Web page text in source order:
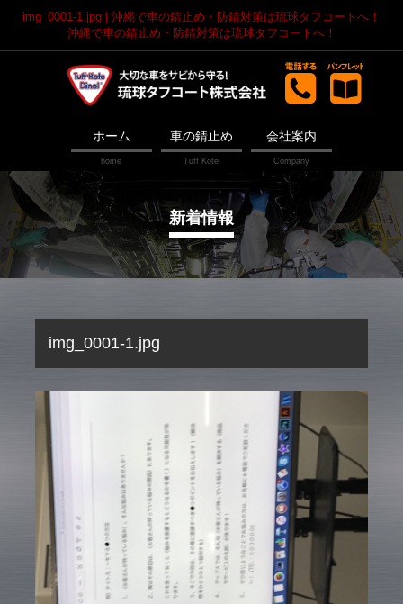
img_0001-1.jpg | 沖縄で車の錆止め・防錆対策は琉球タフコートへ！
沖縄で車の錆止め・防錆対策は琉球タフコートへ！
ホーム 車の錆止め 会社案内
新着情報
img_0001-1.jpg